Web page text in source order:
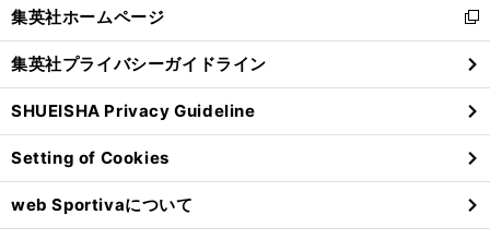
閉
る
集英社ホームページ
新
し
い
ウ
ィ
ン
ド
ウ
で
開
集英社プライバシーガイドライン
SHUEISHA Privacy Guideline
Setting of Cookies
web Sportivaについて